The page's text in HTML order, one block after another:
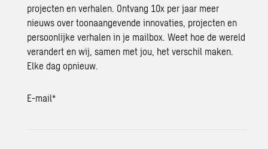
projecten en verhalen. Ontvang 10x per jaar meer
nieuws over toonaangevende innovaties, projecten en
persoonlijke verhalen in je mailbox. Weet hoe de wereld
verandert en wij, samen met jou, het verschil maken.
Elke dag opnieuw.
E-mail*